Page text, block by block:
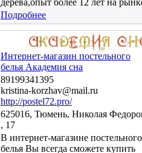
дерева,опыт более 12 лет на
Подробнее
Интернет-магазин постельного
белья Академия сна
89199341395
kristina-korzhav@mail.ru
http://postel72.pro/
625016, Тюмень, Николая
, 17
В интернет-магазине постельного
белья Вы всегда сможете купить